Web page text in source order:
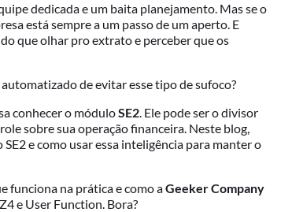
dedicada e um baita planejamento. Mas se o
está sempre a um passo de um aperto. E
que olhar pro extrato e perceber que os
de evitar esse tipo de sufoco?
conhecer o móduloSE2. Ele pode ser o divisor
sobre sua operação financeira. Neste blog,
e como usar essa inteligência para manter o
funciona na prática e como aGeeker Company
e User Function. Bora?